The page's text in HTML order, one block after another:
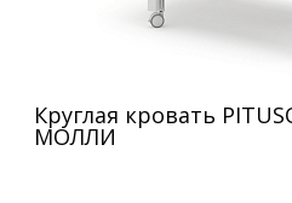
Круглая кровать
МОЛЛИ